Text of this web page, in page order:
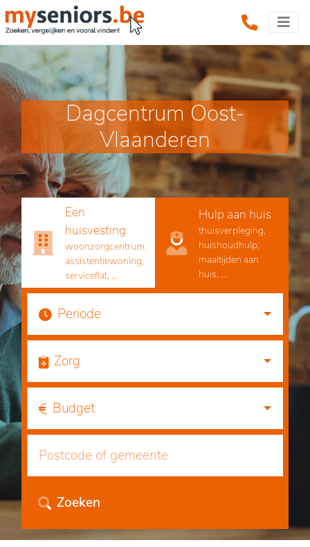
Dagcentrum Oost-
Vlaanderen
Een
huisvesting
woonzorgcentrum,
assistentiewoning,
serviceflat, ...
Hulp aan huis
thuisverpleging,
huishoudhulp,
maaltijden aan
huis, ...
Periode
Zorg
Budget
Zoeken